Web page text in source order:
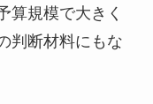
算規模で大きく
判断材料にもな